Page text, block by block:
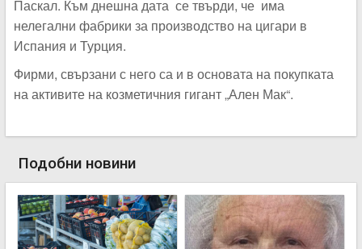
Паскал. Към днешна дата се твърди, че има
нелегални фабрики за производство на цигари в
Испания и Турция.
Фирми, свързани с него са и в основата на покупката
на активите на козметичния гигант „Ален Мак“.
Подобни новини